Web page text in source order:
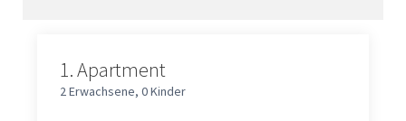
1.Apartment
2 Erwachsene, 0 Kinder